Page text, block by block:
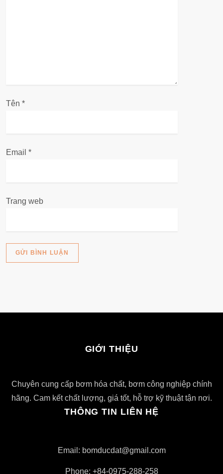
Tên *
Email *
Trang web
GIỚI THIỆU
Chuyên cung cấp bơm hóa chất, bơm công nghiệp chính
hãng. Cam kết chất lượng, giá tốt, hỗ trợ kỹ thuật tận nơi.
THÔNG TIN LIÊN HỆ
Email: bomducdat@gmail.com
Phone: +84-0975-288-258